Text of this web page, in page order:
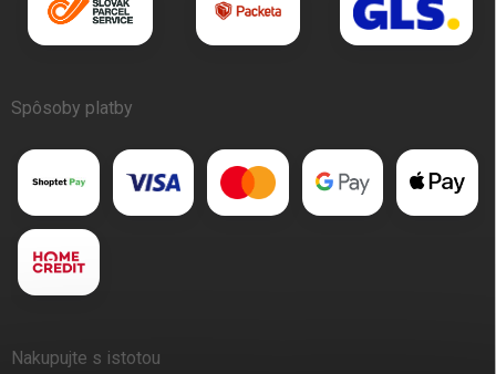
Spôsoby platby
Nakupujte s istotou